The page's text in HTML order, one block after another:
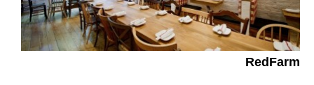
RedFarm